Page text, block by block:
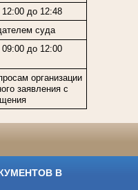
12:00 до 12:48
суда
09:00 до 12:00
организации
заявления с
В